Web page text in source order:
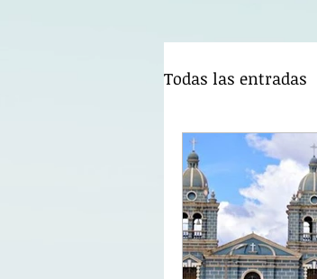
Todas las entradas
BIENVENIDOS